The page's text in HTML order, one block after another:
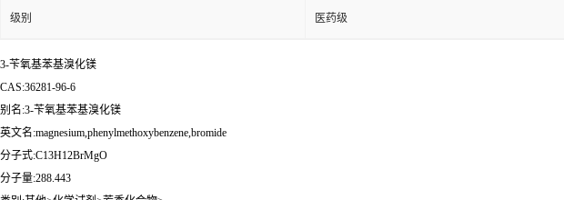
级别 医药级
3-苄氧基苯基溴化镁
CAS:36281-96-6
别名:3-苄氧基苯基溴化镁
英文名:magnesium,phenylmethoxybenzene,bromide
分子式:C13H12BrMgO
分子量:288.443